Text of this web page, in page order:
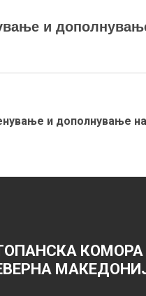
и
и дополнување
КОМОРА